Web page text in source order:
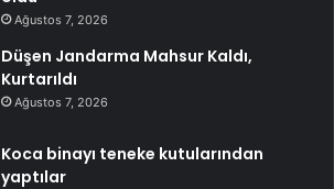
Ağustos 7, 2026
Düşen Jandarma Mahsur Kaldı,
Kurtarıldı
Ağustos 7, 2026
Koca binayı teneke kutularından
yaptılar